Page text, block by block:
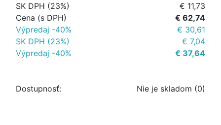
SK DPH (23%)
€ 11,73
Cena (s DPH)
€ 62,74
Výpredaj -40%
€ 30,61
SK DPH (23%)
€ 7,04
Výpredaj -40%
€ 37,64
Dostupnosť: Nie je skladom (0)